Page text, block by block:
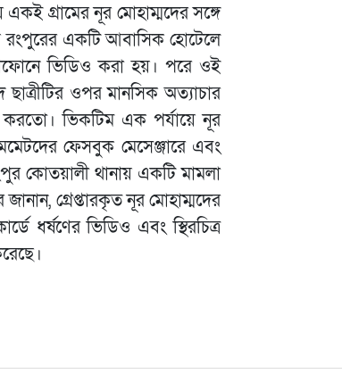
গ্রামের নূর মোহাম্মদের সঙ্গে
রংপুরের একটি আবাসিক হোটেলে
ভিডিও করা হয়। পরে ওই
ওপর মানসিক অত্যাচার
করতো। ভিকটিম এক পর্যায়ে নূর
ফেসবুক মেসেঞ্জারে এবং
কোতয়ালী থানায় একটি মামলা
গ্রেপ্তারকৃত নূর মোহাম্মদের
ধর্ষণের ভিডিও এবং স্থিরচিত্র